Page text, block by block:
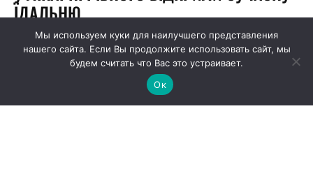
Мы используем куки для наилучшего представления
нашего сайта. Если Вы продолжите использовать сайт, мы
будем считать что Вас это устраивает.
Ок